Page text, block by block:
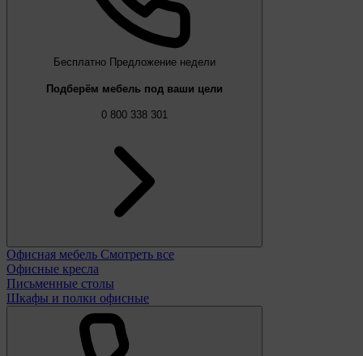
Бесплатно Предложение недели
Подберём мебель под ваши цели
0 800 338 301
Офисная мебель Смотреть все
Офисные кресла
Письменные столы
Шкафы и полки офисные